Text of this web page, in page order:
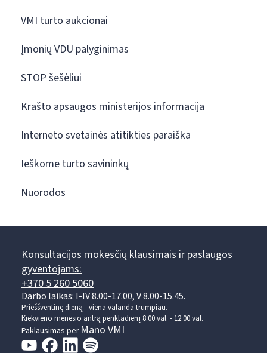
VMI turto aukcionai
Įmonių VDU palyginimas
STOP šešėliui
Krašto apsaugos ministerijos informacija
Interneto svetainės atitikties paraiška
Ieškome turto savininkų
Nuorodos
Konsultacijos mokesčių klausimais ir paslaugos
gyventojams:
+370 5 260 5060
Darbo laikas: I-IV 8.00-17.00, V 8.00-15.45.
Prieššventinę dieną - viena valanda trumpiau.
Kiekvieno mėnesio antrą penktadienį 8.00 val. - 12.00 val.
Paklausimas per Mano VMI